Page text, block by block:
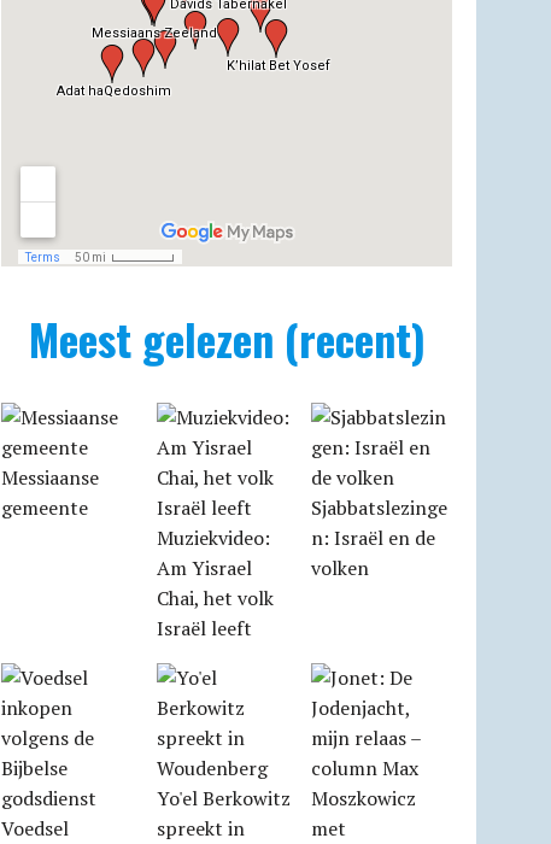
Meest gelezen (recent)
Messiaanse
gemeente
Muziekvideo:
Am Yisrael
Chai, het volk
Israël leeft
Sjabbatslezinge
n: Israël en de
volken
Voedsel
Yo'el Berkowitz
spreekt in